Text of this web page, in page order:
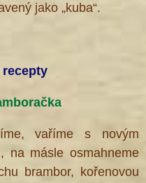
jako „kuba“.
vaříme s novým
na másle osmahneme
brambor, kořenovou